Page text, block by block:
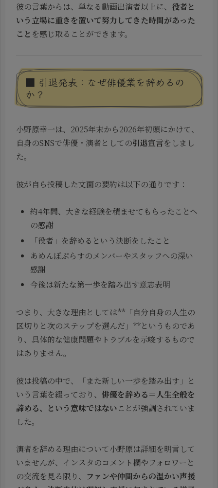
彼の言葉からは、単なる動画出演者以上に、 役者と
いう立場に重きを置いて努力してきた時間があった
こと を感じ取ることができます。
■ 引退発表：なぜ俳優業を辞めるの
か？
小野原幸一は、2025年末から2026年初頭にかけて、
自身のSNSで俳優・演者としての引退宣言をしまし
た。
彼が自ら投稿した文面の要約は以下の通りです：
約4年間、大きな経験を積ませてもらったことへ
の感謝
「役者」を辞めるという決断をしたこと
あめんぼぷらすのメンバーやスタッフへの深い
感謝
今後は新たな第一歩を踏み出す意志表明
つまり、大きな理由としては**「自分自身の人生の
区切りと次のステップを選んだ」**というものであ
り、具体的な健康問題やトラブルを示唆するもので
はありません。
彼は投稿の中で、「また新しい一歩を踏み出す」と
いう言葉を綴っており、 俳優を辞める＝人生全般を
諦める、という意味ではないことが強調されていま
した。
演者を辞める理由について小野原は詳細を明言して
いませんが、インスタのコメント欄やフォロワーと
の交流を見る限り、 ファンや仲間からの温かい声援